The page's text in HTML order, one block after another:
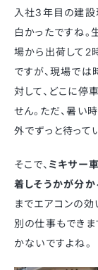
入社3年目の建設
白かったですね。
場から出荷して2
ですが、現場では
対して、どこに
せん。ただ、暑い
外でずっと待って
そこで、 ミキサー
着しそうかが分か
までエアコンの
別の仕事もできま
かないですよね。